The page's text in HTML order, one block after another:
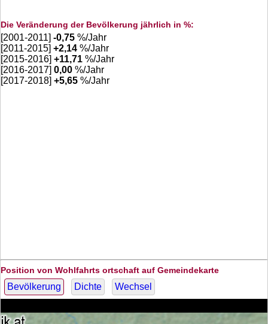
Die Veränderung der Bevölkerung jährlich in %:
[2001-2011] -0,75 %/Jahr
[2011-2015] +2,14 %/Jahr
[2015-2016] +11,71 %/Jahr
[2016-2017] 0,00 %/Jahr
[2017-2018] +5,65 %/Jahr
Position von Wohlfahrts ortschaft auf Gemeindekarte
Bevölkerung Dichte Wechsel